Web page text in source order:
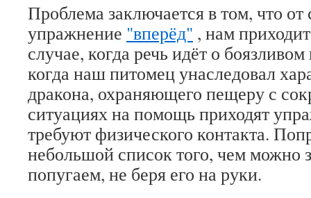
Проблема заключается в том, что от
упражнение "вперёд" , нам
случае, когда речь идёт о
когда наш питомец унаследовал
дракона, охраняющего пещеру с
ситуациях на помощь приходят
требуют физического контакта.
небольшой список того, чем можно
попугаем, не беря его на руки.